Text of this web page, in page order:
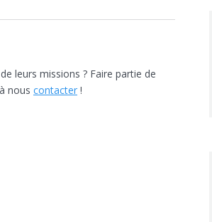
leurs missions ? Faire partie de
nous contacter !